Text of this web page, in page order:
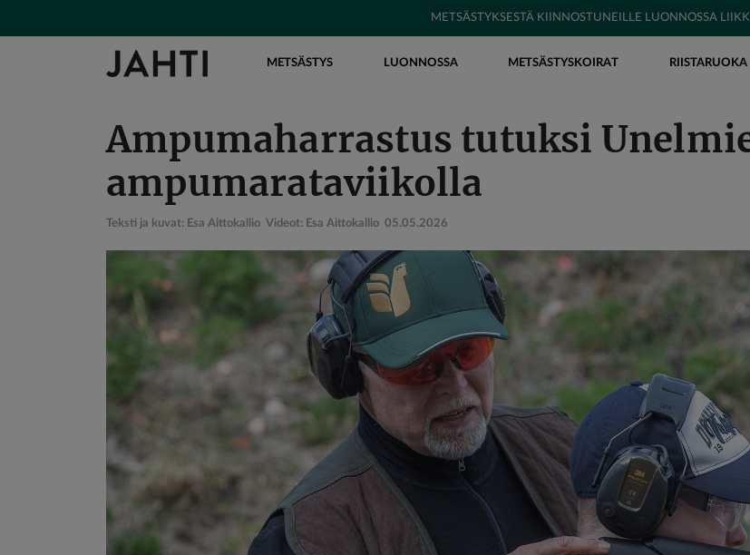
pääsisältöön
METSÄSTYKSESTÄ KIINNOSTUNEILLE LUONNOSSA
Main navigation
METSÄSTYS LUONNOSSA METSÄSTYSKOIRAT RIISTARUOKA
Ampumaharrastus tutuksi
ampumarataviikolla
Teksti ja kuvat: Esa Aittokallio Videot: Esa Aittokallio 05.05.2026